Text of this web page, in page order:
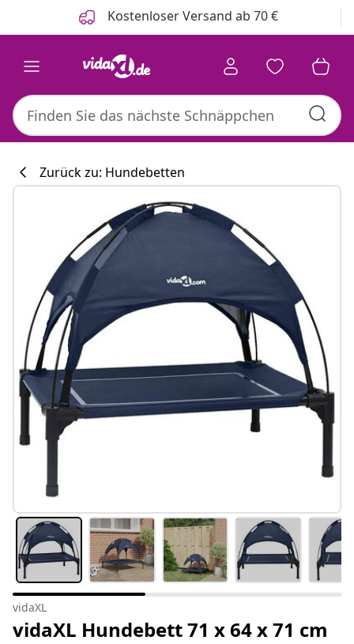
Kostenloser Versand ab 70 €
Zurück zu: Hundebetten
vidaXL
vidaXL Hundebett 71 x 64 x 71 cm